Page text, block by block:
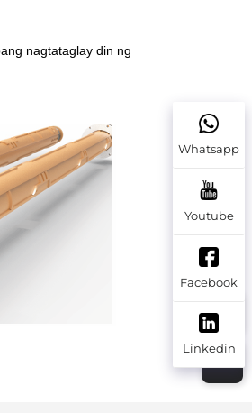
nagtataglay din ng
Whatsapp
Youtube
Facebook
Linkedin